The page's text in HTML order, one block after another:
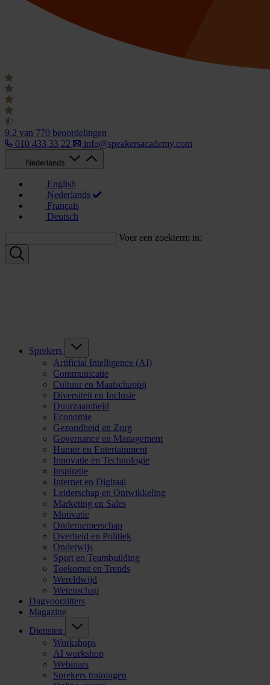
9.2 van 770 beoordelingen
010 433 33 22
info@speakersacademy.com
Nederlands
English
Nederlands
Français
Deutsch
Voer een zoekterm in:
Sprekers
Artificial Intelligence (AI)
Communicatie
Cultuur en Maatschappij
Diversiteit en Inclusie
Duurzaamheid
Economie
Gezondheid en Zorg
Governance en Management
Humor en Entertainment
Innovatie en Technologie
Inspiratie
Internet en Digitaal
Leiderschap en Ontwikkeling
Marketing en Sales
Motivatie
Ondernemerschap
Overheid en Politiek
Onderwijs
Sport en Teambuilding
Toekomst en Trends
Wereldwijd
Wetenschap
Dagvoorzitters
Magazine
Diensten
Workshops
AI workshop
Webinars
Sprekers trainingen